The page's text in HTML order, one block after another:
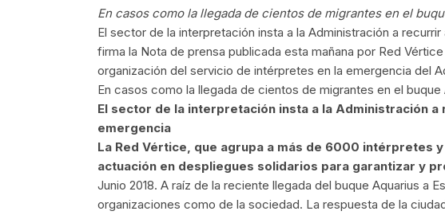
En casos como la llegada de cientos de migrantes en el
El sector de la interpretación insta a la Administración a
firma la Nota de prensa publicada esta mañana por Red
organización del servicio de intérpretes en la emergencia del
En casos como la llegada de cientos de migrantes en el buque
El sector de la interpretación insta a la Administración
emergencia
La Red Vértice, que agrupa a más de 6000 intérpretes
actuación en despliegues solidarios para garantizar y
Junio 2018. A raíz de la reciente llegada del buque Aquarius a
organizaciones como de la sociedad. La respuesta de la